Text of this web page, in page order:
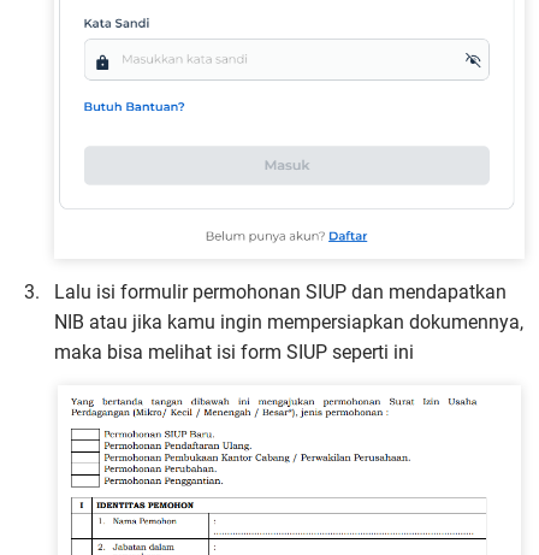
Lalu isi formulir permohonan SIUP dan mendapatkan
NIB atau jika kamu ingin mempersiapkan dokumennya,
maka bisa melihat isi form SIUP seperti ini